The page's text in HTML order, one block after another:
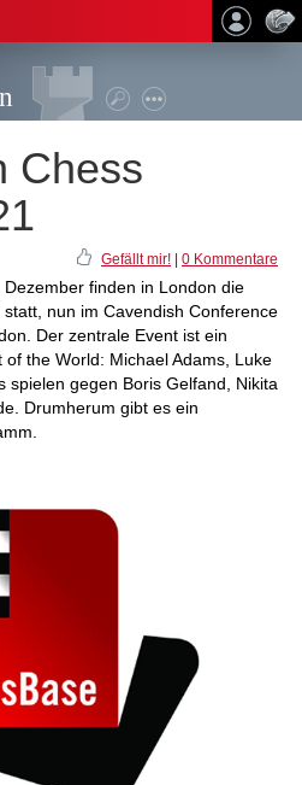
Chess
Gefällt mir! 0 Kommentare
finden in London die
nun im Cavendish Conference
Der zentrale Event ist ein
the World: Michael Adams, Luke
spielen gegen Boris Gelfand, Nikita
Drumherum gibt es ein